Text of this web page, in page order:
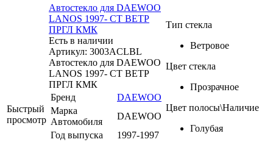
Быстрый
просмотр
Автостекло для DAEWOO
LANOS 1997- СТ ВЕТР
ПРГЛ КМК
Есть в наличии
Артикул: 3003ACLBL
Автостекло для DAEWOO
LANOS 1997- СТ ВЕТР
ПРГЛ КМК
Бренд
DAEWOO
Марка
Автомобиля
DAEWOO
Год выпуска
1997-1997
Тип стекла
Ветровое
Цвет стекла
Прозрачное
Цвет полосы\Наличие
Голубая